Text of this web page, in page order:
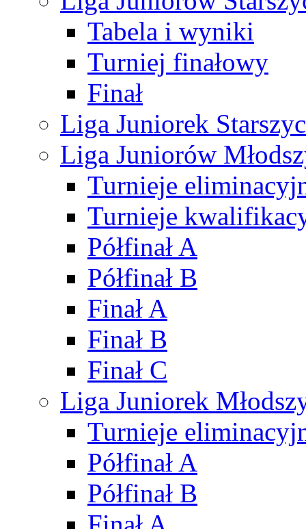
Tabela i wyniki
Turniej finałowy
Finał
Liga Juniorek
Liga Juniorów
Turnieje
Turnieje
Półfinał A
Półfinał B
Finał A
Finał B
Finał C
Liga Juniorek
Turnieje
Półfinał A
Półfinał B